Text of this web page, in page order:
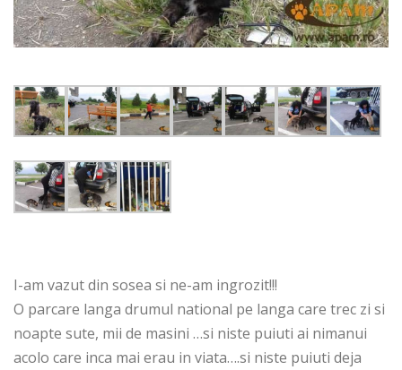
I-am vazut din sosea si ne-am ingrozit!!!
O parcare langa drumul national pe langa care trec zi si
noapte sute, mii de masini …si niste puiuti ai nimanui
acolo care inca mai erau in viata….si niste puiuti deja